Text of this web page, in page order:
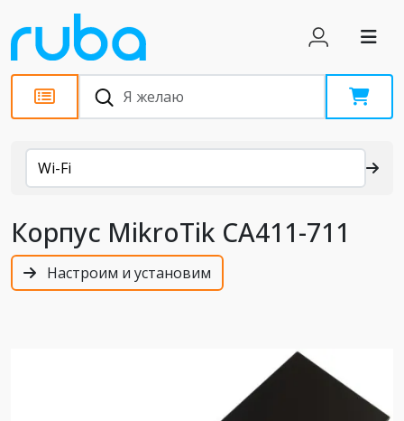
Каталог
Wi-Fi
Корпус MikroTik CA411-711
Настроим и установим